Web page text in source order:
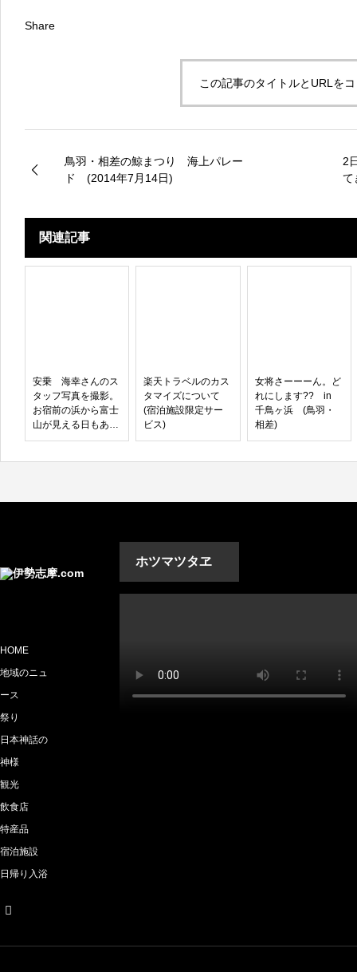
Share
この記事のタイトルとURLを
鳥羽・相差の鯨まつり 海上パレー
ド (2014年7月14日)
2
て
関連記事
安乗 海幸さんのス
タッフ写真を撮影。
お宿前の浜から富士
山が見える日もある
んです。 (志摩市安
楽天トラベルのカス
タマイズについて
(宿泊施設限定サー
ビス)
女将さーーーん。ど
れにします?? in
千鳥ヶ浜 (鳥羽・
相差)
ホツマツタヱ
HOME
地域のニュ
ース
祭り
日本神話の
神様
観光
飲食店
特産品
宿泊施設
日帰り入浴